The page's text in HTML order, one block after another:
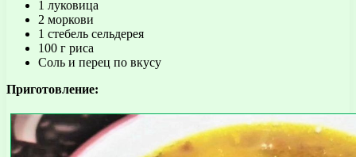
1 луковица
2 моркови
1 стебель сельдерея
100 г риса
Соль и перец по вкусу
Приготовление: